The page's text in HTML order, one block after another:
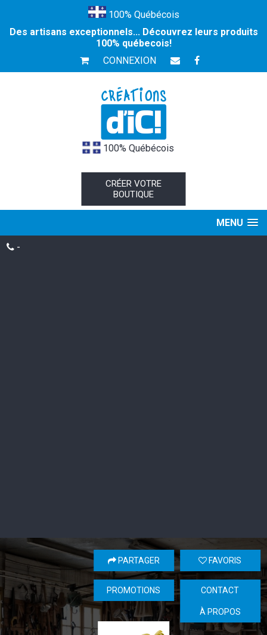
100% Québécois
Des artisans exceptionnels... Découvrez leurs produits
100% québecois!
CONNEXION
100% Québécois
CRÉER VOTRE
BOUTIQUE
MENU
-
FAVORIS
PARTAGER
CONTACT
PROMOTIONS
À PROPOS